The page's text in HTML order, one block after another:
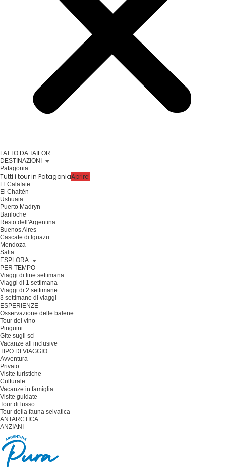
FATTO DA TAILOR
DESTINAZIONI
Patagonia
Tutti i tour in PatagoniaAprire!
El Calafate
El Chaltén
Ushuaia
Puerto Madryn
Bariloche
Resto dell'Argentina
Buenos Aires
Cascate di Iguazu
Mendoza
Salta
ESPLORA
PER TEMPO
Viaggi di fine settimana
Viaggi di 1 settimana
Viaggi di 2 settimane
3 settimane di viaggi
ESPERIENZE
Osservazione delle balene
Tour del vino
Pinguini
Gite sugli sci
Vacanze all inclusive
TIPO DI VIAGGIO
Avventura
Privato
Visite turistiche
Culturale
Vacanze in famiglia
Visite guidate
Tour di lusso
Tour della fauna selvatica
ANTARCTICA
ANZIANI